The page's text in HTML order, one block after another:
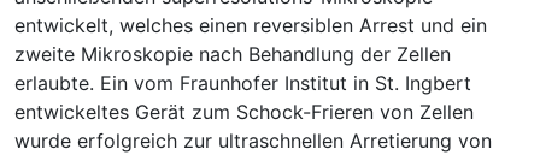
entwickelt, welches einen reversiblen Arrest und ein
zweite Mikroskopie nach Behandlung der Zellen
erlaubte. Ein vom Fraunhofer Institut in St. Ingbert
entwickeltes Gerät zum Schock-Frieren von Zellen
wurde erfolgreich zur ultraschnellen Arretierung von